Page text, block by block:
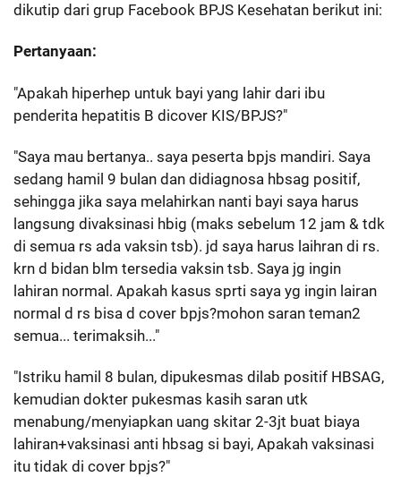
dikutip dari grup Facebook BPJS Kesehatan berikut ini:
Pertanyaan:
"Apakah hiperhep untuk bayi yang lahir dari ibu
penderita hepatitis B dicover KIS/BPJS?"
"Saya mau bertanya.. saya peserta bpjs mandiri. Saya
sedang hamil 9 bulan dan didiagnosa hbsag positif,
sehingga jika saya melahirkan nanti bayi saya harus
langsung divaksinasi hbig (maks sebelum 12 jam & tdk
di semua rs ada vaksin tsb). jd saya harus laihran di rs.
krn d bidan blm tersedia vaksin tsb. Saya jg ingin
lahiran normal. Apakah kasus sprti saya yg ingin lairan
normal d rs bisa d cover bpjs?mohon saran teman2
semua... terimaksih..."
"Istriku hamil 8 bulan, dipukesmas dilab positif HBSAG,
kemudian dokter pukesmas kasih saran utk
menabung/menyiapkan uang skitar 2-3jt buat biaya
lahiran+vaksinasi anti hbsag si bayi, Apakah vaksinasi
itu tidak di cover bpjs?"